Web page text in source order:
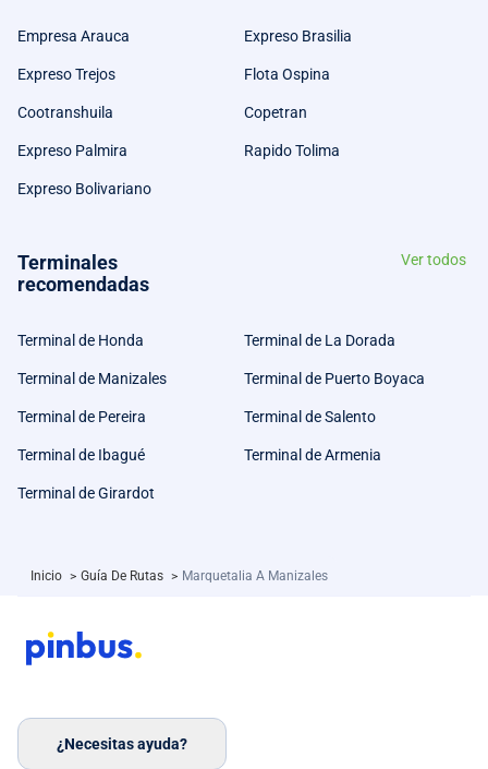
Empresa Arauca Expreso Brasilia
Expreso Trejos Flota Ospina
Cootranshuila Copetran
Expreso Palmira Rapido Tolima
Expreso Bolivariano
Terminales
recomendadas
Ver todos
Terminal de Honda Terminal de La Dorada
Terminal de Manizales Terminal de Puerto Boyaca
Terminal de Pereira Terminal de Salento
Terminal de Ibagué Terminal de Armenia
Terminal de Girardot
Inicio > Guía De Rutas > Marquetalia A Manizales
¿Necesitas ayuda?